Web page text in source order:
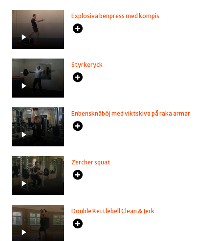
Explosiva benpress med kompis
Styrkeryck
Enbensknäböj med viktskiva på raka armar
Zercher squat
Double Kettlebell Clean & Jerk